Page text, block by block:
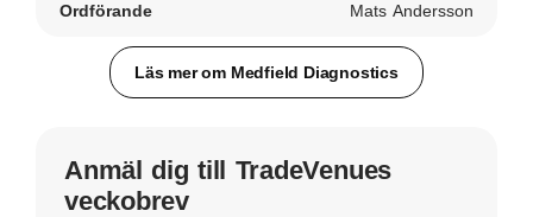
Ordförande
Mats Andersson
Läs mer om Medfield Diagnostics
Anmäl dig till TradeVenues
veckobrev